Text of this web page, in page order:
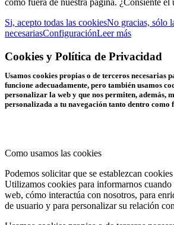
como fuera de nuestra página. ¿Consiente el
Si, acepto todas las cookiesNo gracias, sólo
necesariasConfiguraciónLeer más
Cookies y Política de Privacidad
Usamos cookies propias o de terceros necesarias
funcione adecuadamente, pero también usamos
personalizar la web y que nos permiten, además,
personalizada a tu navegación tanto dentro como
Como usamos las cookies
Podemos solicitar que se establezcan
Utilizamos cookies para informarnos cuando
web, cómo interactúa con nosotros, para
de usuario y para personalizar su relación